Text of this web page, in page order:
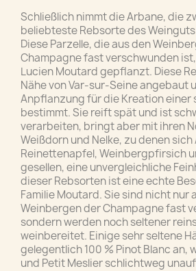
Schließlich nimmt die Arbane, die
beliebteste Rebsorte des Weinguts
Diese Parzelle, die aus den
Champagne fast verschwunden
Lucien Moutard gepflanzt. Diese
Nähe von Var-sur-Seine angebaut
Anpflanzung für die Kreation einer
bestimmt. Sie reift spät und ist
verarbeiten, bringt aber mit ihren
Weißdorn und Nelke, zu denen sich
Reinettenapfel, Weinbergpfirsich
gesellen, eine unvergleichliche
dieser Rebsorten ist eine echte
Familie Moutard. Sie sind nicht nur
Weinbergen der Champagne fast
sondern werden noch seltener
weinbereitet. Einige sehr seltene
gelegentlich 100 % Pinot Blanc an,
und Petit Meslier schlichtweg